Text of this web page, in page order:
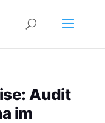
Audit
im